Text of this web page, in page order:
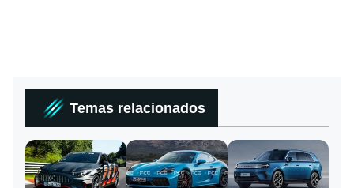
Temas relacionados